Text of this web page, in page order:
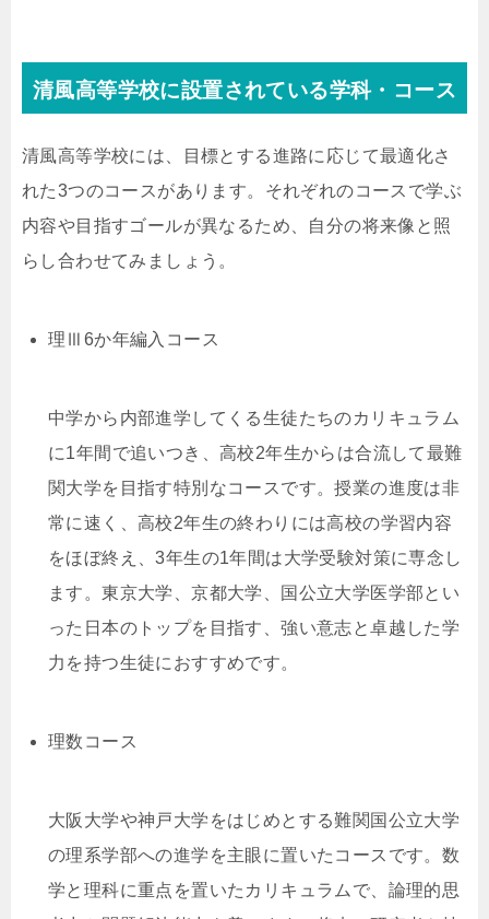
清風高等学校に設置されている学科・コース
清風高等学校には、目標とする進路に応じて最適化さ
れた3つのコースがあります。それぞれのコースで学ぶ
内容や目指すゴールが異なるため、自分の将来像と照
らし合わせてみましょう。
理Ⅲ6か年編入コース
中学から内部進学してくる生徒たちのカリキュラム
に1年間で追いつき、高校2年生からは合流して最難
関大学を目指す特別なコースです。授業の進度は非
常に速く、高校2年生の終わりには高校の学習内容
をほぼ終え、3年生の1年間は大学受験対策に専念し
ます。東京大学、京都大学、国公立大学医学部とい
った日本のトップを目指す、強い意志と卓越した学
力を持つ生徒におすすめです。
理数コース
大阪大学や神戸大学をはじめとする難関国公立大学
の理系学部への進学を主眼に置いたコースです。数
学と理科に重点を置いたカリキュラムで、論理的思